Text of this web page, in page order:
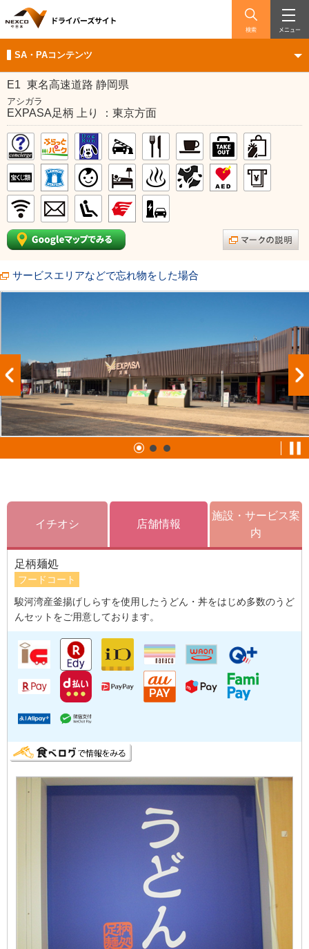
検索 メニュー
SA・PAコンテンツ
E1 東名高速道路 静岡県
アシガラ
EXPASA足柄 上り ：東京方面
サービスエリアなどで忘れ物をした場合
イチオシ 店舗情報
施設・サービス案
内
足柄麺処
フードコート
駿河湾産釜揚げしらすを使用したうどん・丼をはじめ多数のうど
んセットをご用意しております。